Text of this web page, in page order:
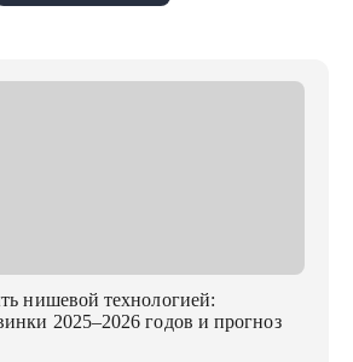
нишевой технологией:
2025–2026 годов и прогноз